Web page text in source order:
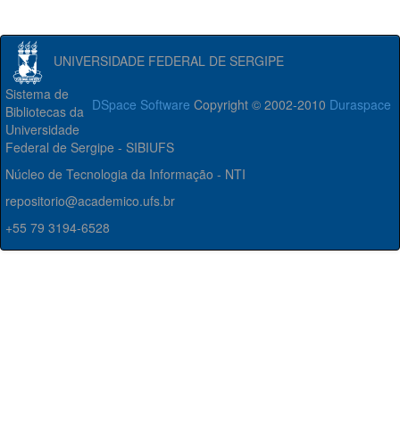
UNIVERSIDADE FEDERAL DE SERGIPE
DSpace Software Copyright © 2002-2010 Duraspace
Sistema de
Bibliotecas da
Universidade
Federal de Sergipe - SIBIUFS
Núcleo de Tecnologia da Informação - NTI
repositorio@academico.ufs.br
+55 79 3194-6528